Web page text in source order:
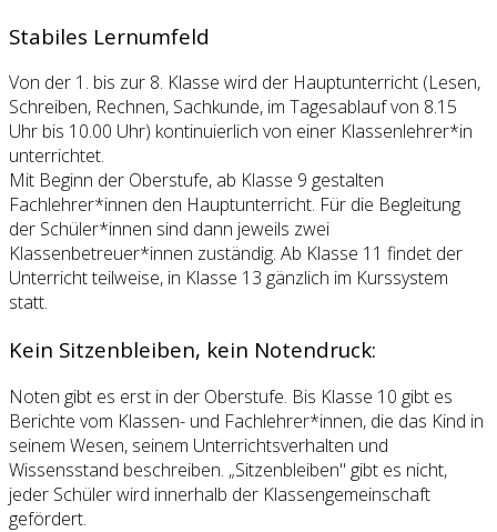
Stabiles Lernumfeld
Von der 1. bis zur 8. Klasse wird der Hauptunterricht (Lesen,
Schreiben, Rechnen, Sachkunde, im Tagesablauf von 8.15
Uhr bis 10.00 Uhr) kontinuierlich von einer Klassenlehrer*in
unterrichtet.
Mit Beginn der Oberstufe, ab Klasse 9 gestalten
Fachlehrer*innen den Hauptunterricht. Für die Begleitung
der Schüler*innen sind dann jeweils zwei
Klassenbetreuer*innen zuständig. Ab Klasse 11 findet der
Unterricht teilweise, in Klasse 13 gänzlich im Kurssystem
statt.
Kein Sitzenbleiben, kein Notendruck:
Noten gibt es erst in der Oberstufe. Bis Klasse 10 gibt es
Berichte vom Klassen- und Fachlehrer*innen, die das Kind in
seinem Wesen, seinem Unterrichtsverhalten und
Wissensstand beschreiben. „Sitzenbleiben" gibt es nicht,
jeder Schüler wird innerhalb der Klassengemeinschaft
gefördert.